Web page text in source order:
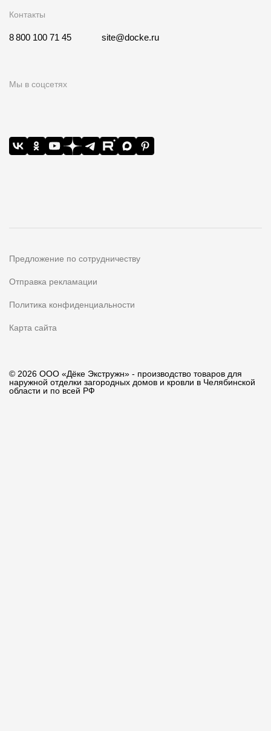
Контакты
8 800 100 71 45 site@docke.ru
Мы в соцсетях
Предложение по сотрудничеству
Отправка рекламации
Политика конфиденциальности
Карта сайта
© 2026 ООО «Дёке Экстружн» - производство товаров для
наружной отделки загородных домов и кровли в Челябинской
области и по всей РФ